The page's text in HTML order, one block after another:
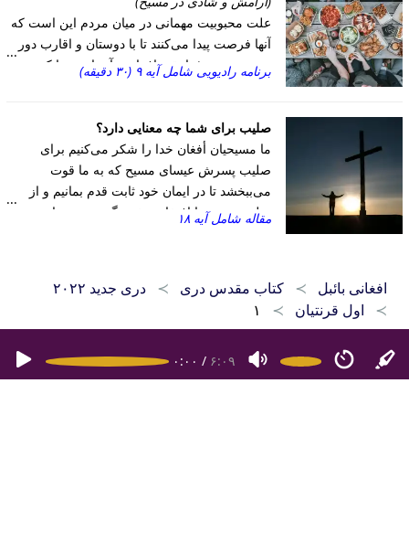
۰:۰۰ / ۶:۰۹
علت محبوبیت مهمانی در میان مردم این است که
آنها فرصت پیدا می‌کنند تا با دوستان و اقارب دور
هم جمع شوند؛ با بقیه افراد نو آشنایی پیدا کنند و در
کنار یکدیگر لذت ببرند. معاشرت مسیحی مفهوم
می‌گوید که ما فراخوانده شده ایم تا با مسیح
مشارکت داشته باشیم. ایمانداران به مسیح اجازه
رفتن را به هر گونه مهمانی‌های غیر اخلاقی را
ندارند. ایمانداران باید در برابر وسوسه‌ها ایستادگی
کند چرا که می‌دانیم همنشین بد شخص خوب را
برنامه رادیویی شامل آیه ۹ (۳۰ دقیقه)
صلیب برای شما چه معنایی دارد؟
ما مسیحیان أفغان خدا را شکر می‌‌کنیم برای
صلیب پسرش عیسای مسیح که به ما قوت
می‌ببخشد تا در ایمان خود ثابت‌ قدم بمانیم و از
صلیب مسیح با افتخار سخن بگوییم. در میان
مقاله شامل آیه ۱۸
افغانی بائبل کتاب مقدس دری
دری جدید ۲۰۲۲
اول قرنتیان
۱
صفحه اصلیکتاب مقدس دریکتاب مقدس پشتوکتاب مقدس هزارگی